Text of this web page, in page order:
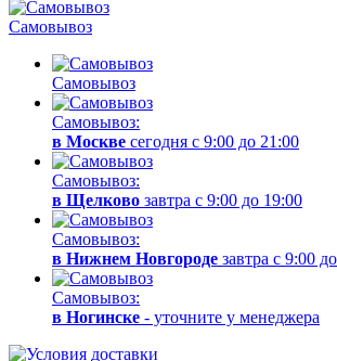
Самовывоз
Самовывоз
Самовывоз:
в Москве сегодня с 9:00 до 21:00
Самовывоз:
в Щелково завтра с 9:00 до 19:00
Самовывоз:
в Нижнем Новгороде завтра с 9:00
Самовывоз:
в Ногинске - уточните у менеджера